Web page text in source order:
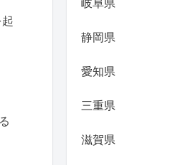
静岡県
愛知県
三重県
滋賀県